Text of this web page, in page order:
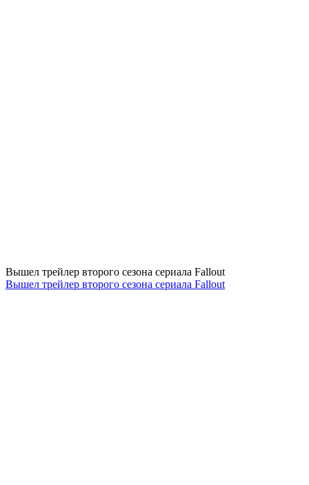
Вышел трейлер второго сезона сериала Fallout
Вышел трейлер второго сезона сериала Fallout